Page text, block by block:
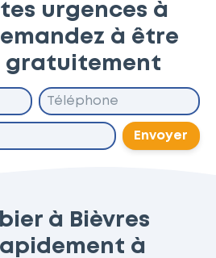
urgences à
à être
gratuitement
Envoyer
à Bièvres
à